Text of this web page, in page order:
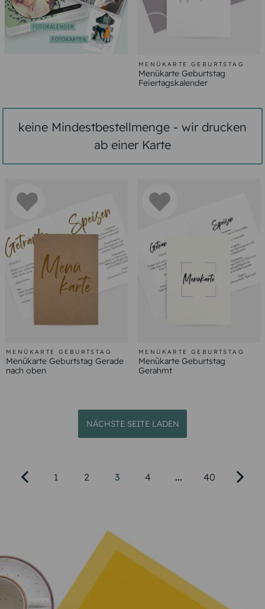
MENÜKARTE GEBURTSTAG
Menükarte Geburtstag
Feiertagskalender
keine Mindestbestellmenge - wir drucken
ab einer Karte
MENÜKARTE GEBURTSTAG
Menükarte Geburtstag Gerade
nach oben
MENÜKARTE GEBURTSTAG
Menükarte Geburtstag
Gerahmt
NÄCHSTE SEITE LADEN
1 2 3 4 ... 40